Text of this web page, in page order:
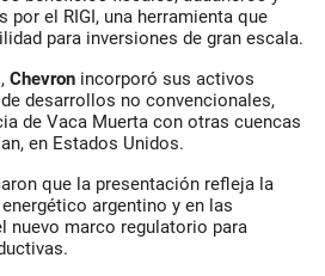
el RIGI, una herramienta que
para inversiones de gran escala.
Chevron incorporó sus activos
desarrollos no convencionales,
de Vaca Muerta con otras cuencas
en Estados Unidos.
que la presentación refleja la
argentino y en las
nuevo marco regulatorio para